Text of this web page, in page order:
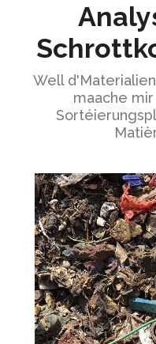
Well
maache